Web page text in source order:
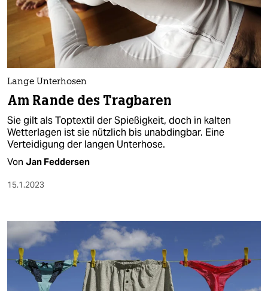
Lange Unterhosen
Am Rande des Tragbaren
Sie gilt als Toptextil der Spießigkeit, doch in kalten
Wetterlagen ist sie nützlich bis unabdingbar. Eine
Verteidigung der langen Unterhose.
Von Jan Feddersen
15.1.2023